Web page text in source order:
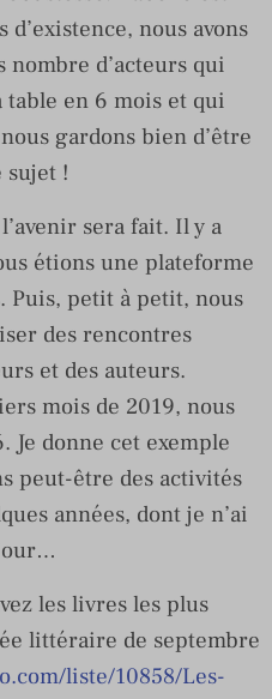
nous avons
nombre d’acteurs qui
en 6 mois et qui
gardons bien d’être
sujet !
sera fait. Il y a
étions une plateforme
Puis, petit à petit, nous
des rencontres
et des auteurs.
mois de 2019, nous
Je donne cet exemple
peut-être des activités
années, dont je n’ai
les livres les plus
littéraire de septembre
liste/10858/Les-